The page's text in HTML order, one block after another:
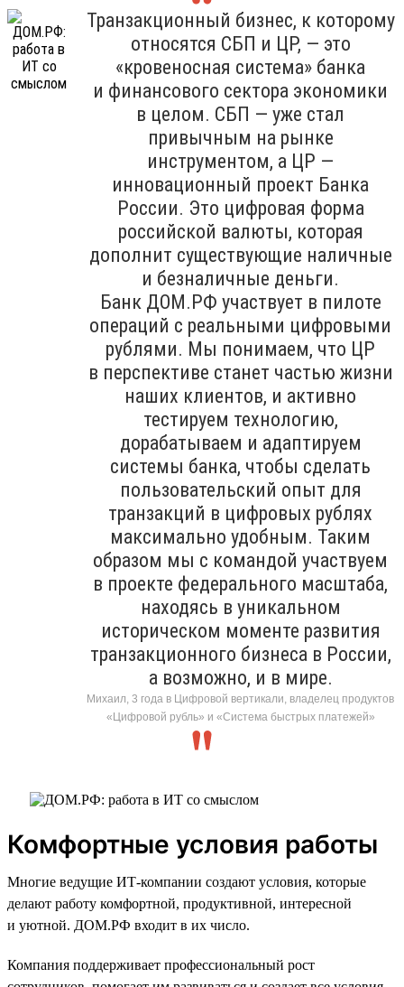
Транзакционный бизнес, к которому
относятся СБП и ЦР, — это
«кровеносная система» банка
и финансового сектора экономики
в целом. СБП — уже стал
привычным на рынке
инструментом, а ЦР —
инновационный проект Банка
России. Это цифровая форма
российской валюты, которая
дополнит существующие наличные
и безналичные деньги.
Банк ДОМ.РФ участвует в пилоте
операций с реальными цифровыми
рублями. Мы понимаем, что ЦР
в перспективе станет частью жизни
наших клиентов, и активно
тестируем технологию,
дорабатываем и адаптируем
системы банка, чтобы сделать
пользовательский опыт для
транзакций в цифровых рублях
максимально удобным. Таким
образом мы с командой участвуем
в проекте федерального масштаба,
находясь в уникальном
историческом моменте развития
транзакционного бизнеса в России,
а возможно, и в мире.
Михаил, 3 года в Цифровой вертикали, владелец продуктов
«Цифровой рубль» и «Система быстрых платежей»
Комфортные условия работы
Многие ведущие ИТ-компании создают условия, которые
делают работу комфортной, продуктивной, интересной
и уютной. ДОМ.РФ входит в их число.
Компания поддерживает профессиональный рост